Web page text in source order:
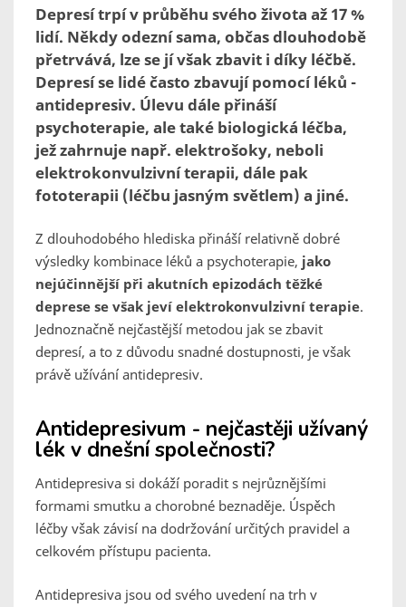
Depresí trpí v průběhu svého života až 17 %
lidí. Někdy odezní sama, občas dlouhodobě
přetrvává, lze se jí však zbavit i díky léčbě.
Depresí se lidé často zbavují pomocí léků -
antidepresiv. Úlevu dále přináší
psychoterapie, ale také biologická léčba,
jež zahrnuje např. elektrošoky, neboli
elektrokonvulzivní terapii, dále pak
fototerapii (léčbu jasným světlem) a jiné.
Z dlouhodobého hlediska přináší relativně dobré
výsledky kombinace léků a psychoterapie, jako
nejúčinnější při akutních epizodách těžké
deprese se však jeví elektrokonvulzivní terapie.
Jednoznačně nejčastější metodou jak se zbavit
depresí, a to z důvodu snadné dostupnosti, je však
právě užívání antidepresiv.
Antidepresivum - nejčastěji užívaný
lék v dnešní společnosti?
Antidepresiva si dokáží poradit s nejrůznějšími
formami smutku a chorobné beznaděje. Úspěch
léčby však závisí na dodržování určitých pravidel a
celkovém přístupu pacienta.
Antidepresiva jsou od svého uvedení na trh v